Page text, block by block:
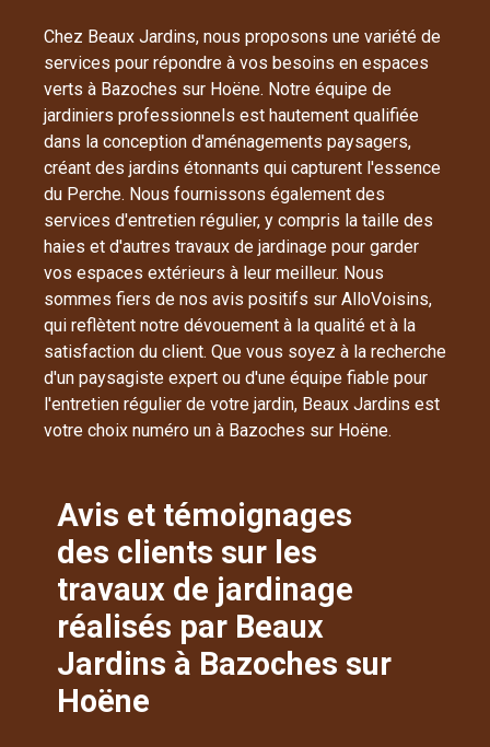
Chez Beaux Jardins, nous proposons une variété de
services pour répondre à vos besoins en espaces
verts à Bazoches sur Hoëne. Notre équipe de
jardiniers professionnels est hautement qualifiée
dans la conception d'aménagements paysagers,
créant des jardins étonnants qui capturent l'essence
du Perche. Nous fournissons également des
services d'entretien régulier, y compris la taille des
haies et d'autres travaux de jardinage pour garder
vos espaces extérieurs à leur meilleur. Nous
sommes fiers de nos avis positifs sur AlloVoisins,
qui reflètent notre dévouement à la qualité et à la
satisfaction du client. Que vous soyez à la recherche
d'un paysagiste expert ou d'une équipe fiable pour
l'entretien régulier de votre jardin, Beaux Jardins est
votre choix numéro un à Bazoches sur Hoëne.
Avis et témoignages
des clients sur les
travaux de jardinage
réalisés par Beaux
Jardins à Bazoches sur
Hoëne